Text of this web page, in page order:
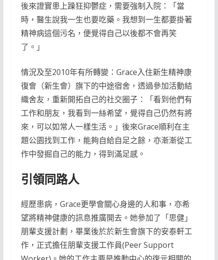
後來證實患上躁狂抑鬱症，需要強制入院：「當
時，醫生說我一生也要吃藥。我想到一生都要掛著
精神病這個污名，便覺得自己以後都不會再笑
了。」
情況及至2010年有所轉變：Grace入住新生精神康
復會（新生會）旗下的中途宿舍，透過參加活動結
織舍友，重新開拓自己的社交圈子：「看到他們有
工作和朋友，我看到一絲希望，覺得自己仍然有將
來，可以如常人一樣生活。」後來Grace順利在主
題公園找到工作，能夠自給自足之餘，亦漸漸從工
作中發掘自己的能力，得到滿足感。
引領同路人
經歷患病，Grace更學會關心身邊的人和事，亦希
望將精神健康的訊息推廣開去。她參加了「思健」
朋輩支援計劃，畢業後於於新生會旗下的安泰軒工
作，正式擔任朋輩支援工作員(Peer Support